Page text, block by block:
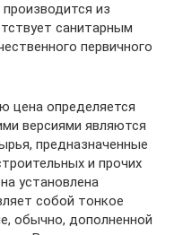
из
санитарным
первичного
цена определяется
версиями являются
предназначенные
и прочих
установлена
собой тонкое
обычно, дополненной